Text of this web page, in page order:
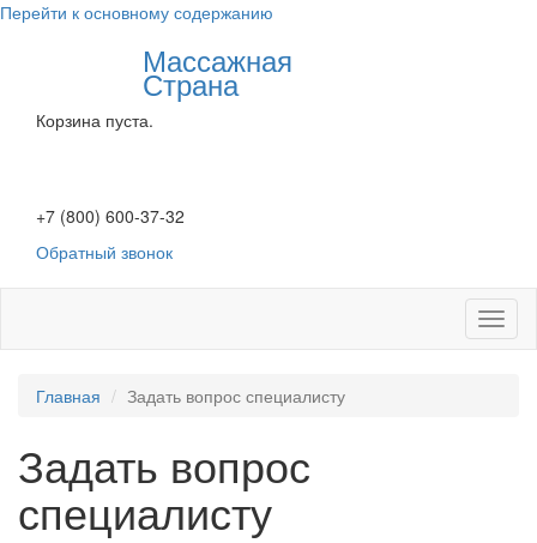
Перейти к основному содержанию
Массажная
Страна
Корзина пуста.
+7 (800) 600-37-32
Обратный звонок
Главная Задать вопрос специалисту
Задать вопрос
специалисту